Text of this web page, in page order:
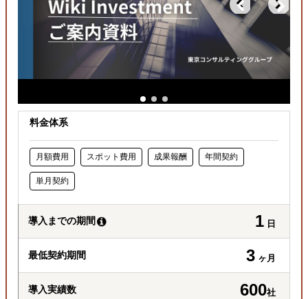
料金体系
月額費用 スポット費用 成果報酬 年間契約
単月契約
導入までの期間 1 日
最低契約期間 3 ヶ月
導入実績数 600社